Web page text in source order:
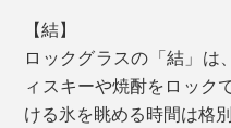
【結】
ロックグラスの「結」は
ィスキーや焼酎をロック
ける氷を眺める時間は格別